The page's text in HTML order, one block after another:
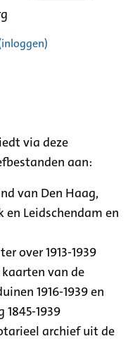
via deze
aan:
van Den Haag,
en Leidschendam en
over 1913-1939
van de
1916-1939 en
1939
archief uit de